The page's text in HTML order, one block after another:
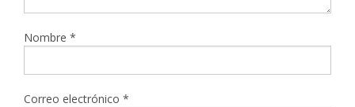
Nombre *
Correo electrónico *